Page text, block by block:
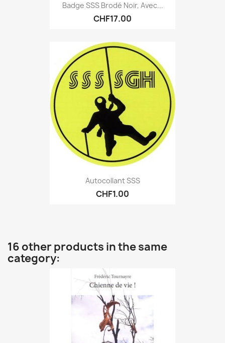
Badge SSS Brodé Noir, Avec...
CHF17.00
Autocollant SSS
CHF1.00
16 other products in the same
category: